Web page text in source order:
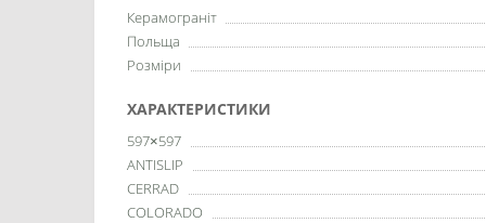
Керамограніт
Польща
Розміри
ХАРАКТЕРИСТИКИ
597×597
ANTISLIP
CERRAD
COLORADO